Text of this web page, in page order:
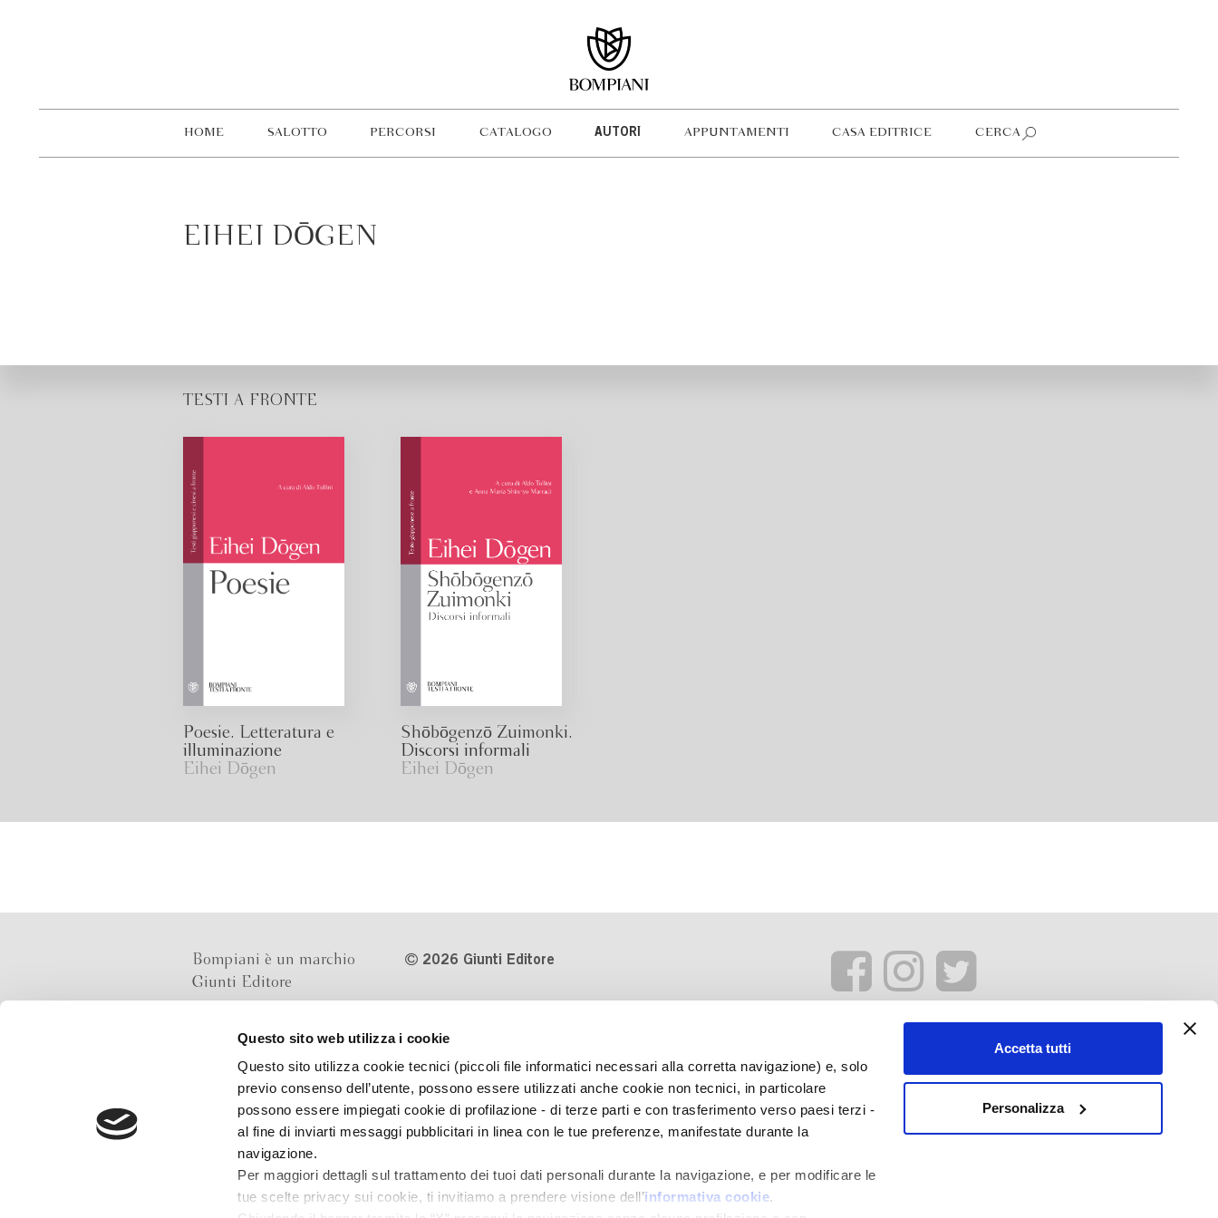
Questo sito web utilizza i cookie
Questo sito utilizza cookie tecnici (piccoli file informatici necessari alla corretta navigazione) e, solo
previo consenso dell’utente, possono essere utilizzati anche cookie non tecnici, in particolare
possono essere impiegati cookie di profilazione - di terze parti e con trasferimento verso paesi terzi -
al fine di inviarti messaggi pubblicitari in linea con le tue preferenze, manifestate durante la
navigazione.
Per maggiori dettagli sul trattamento dei tuoi dati personali durante la navigazione, e per modificare le
tue scelte privacy sui cookie, ti invitiamo a prendere visione dell’informativa cookie.
Accetta tutti
Personalizza
HOME SALOTTO PERCORSI CATALOGO AUTORI APPUNTAMENTI CASA EDITRICE CERCA
EIHEI DŌGEN
TESTI A FRONTE
Poesie. Letteratura e
illuminazione
Eihei Dōgen
Shōbōgenzō Zuimonki.
Discorsi informali
Eihei Dōgen
Bompiani è un marchio
Giunti Editore
Via Bolognese 165,
50139 Firenze
Via G.B.Pirelli 30,
20124 Milano
2026 Giunti Editore
Numero d'iscrizione al Registro
Imprese di Milano REA 1327444
Informativa sulla privacy